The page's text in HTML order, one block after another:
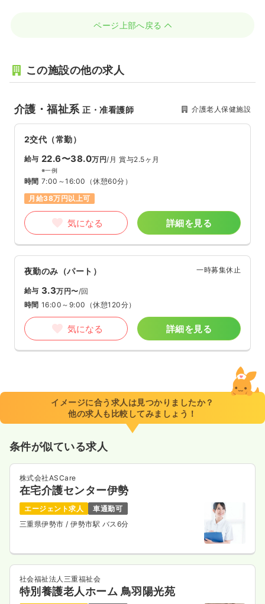
ページ上部へ戻る
この施設の他の求人
介護・福祉系正・准看護師 介護老人保健施設
2交代（常勤）
給与 22.6〜38.0万円/月 賞与2.5ヶ月
※一例
時間 7:00～16:00 （休憩60分）
月給38万円以上可
気になる 詳細を見る
夜勤のみ（パート） 一時募集休止
給与 3.3万円〜/回
時間 16:00～9:00 （休憩120分）
気になる 詳細を見る
イメージに合う求人は見つかりましたか？
他の求人も比較してみましょう！
条件が似ている求人
株式会社ASCare
在宅介護センター伊勢
エージェント求人
車通勤可
三重県伊勢市 / 伊勢市駅 バス6分
社会福祉法人三重福祉会
特別養護老人ホーム 鳥羽陽光苑